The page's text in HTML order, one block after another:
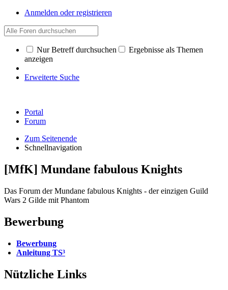
Anmelden oder registrieren
Nur Betreff durchsuchen
Ergebnisse als Themen
anzeigen
Erweiterte Suche
Portal
Forum
Zum Seitenende
Schnellnavigation
[MfK] Mundane fabulous Knights
Das Forum der Mundane fabulous Knights - der einzigen Guild
Wars 2 Gilde mit Phantom
Bewerbung
Bewerbung
Anleitung TS³
Nützliche Links